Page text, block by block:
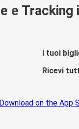
e Tracking
I tuoi
Ricevi